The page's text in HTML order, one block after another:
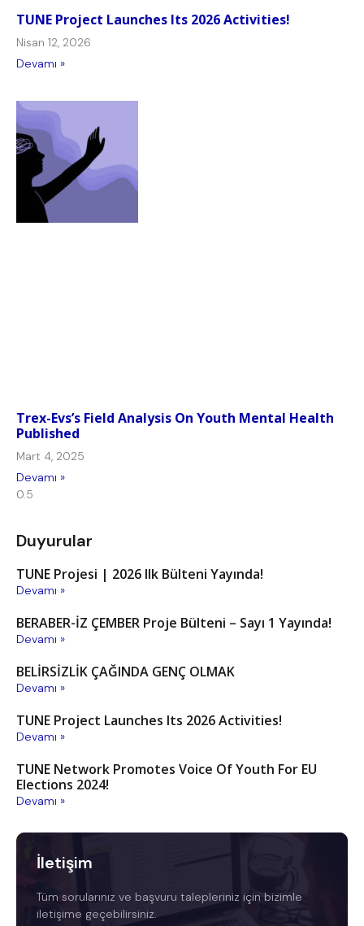
TUNE Project Launches Its 2026 Activities!
Nisan 12, 2026
Devamı »
Trex-Evs’s Field Analysis On Youth Mental Health
Published
Mart 4, 2025
Devamı »
Duyurular
TUNE Projesi | 2026 Ilk Bülteni Yayında!
Devamı »
BERABER-İZ ÇEMBER Proje Bülteni – Sayı 1 Yayında!
Devamı »
BELİRSİZLİK ÇAĞINDA GENÇ OLMAK
Devamı »
TUNE Project Launches Its 2026 Activities!
Devamı »
TUNE Network Promotes Voice Of Youth For EU
Elections 2024!
Devamı »
İletişim
Tüm sorularınız ve başvuru talepleriniz için bizimle
iletişime geçebilirsiniz.